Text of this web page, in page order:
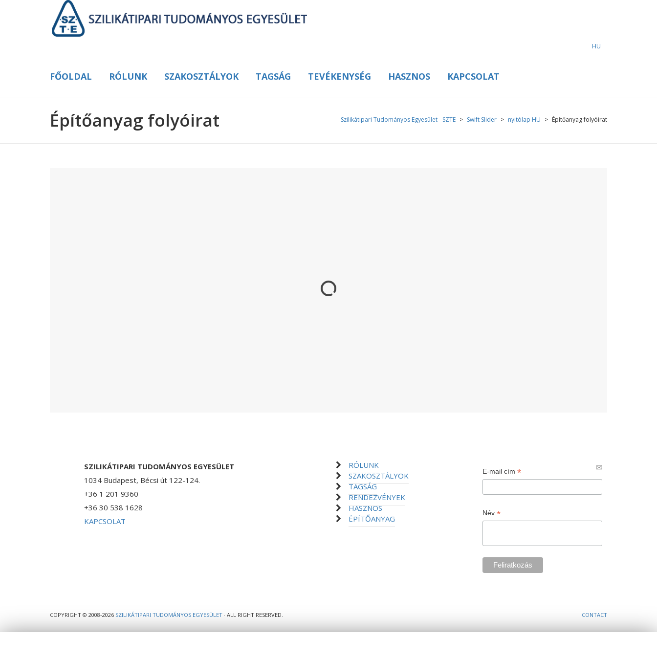
HU
FŐOLDAL RÓLUNK SZAKOSZTÁLYOK TAGSÁG TEVÉKENYSÉG HASZNOS KAPCSOLAT
Építőanyag folyóirat Szilikátipari Tudományos Egyesület - SZTE > Swift Slider > nyitólap HU > Építőanyag folyóirat
SZILIKÁTIPARI TUDOMÁNYOS EGYESÜLET
1034 Budapest, Bécsi út 122-124.
+36 1 201 9360
+36 30 538 1628
KAPCSOLAT
RÓLUNK
SZAKOSZTÁLYOK
TAGSÁG
RENDEZVÉNYEK
HASZNOS
ÉPÍTŐANYAG
E-mail cím*
Név*
COPYRIGHT © 2008-2026 SZILIKÁTIPARI TUDOMÁNYOS EGYESÜLET · ALL RIGHT RESERVED. CONTACT